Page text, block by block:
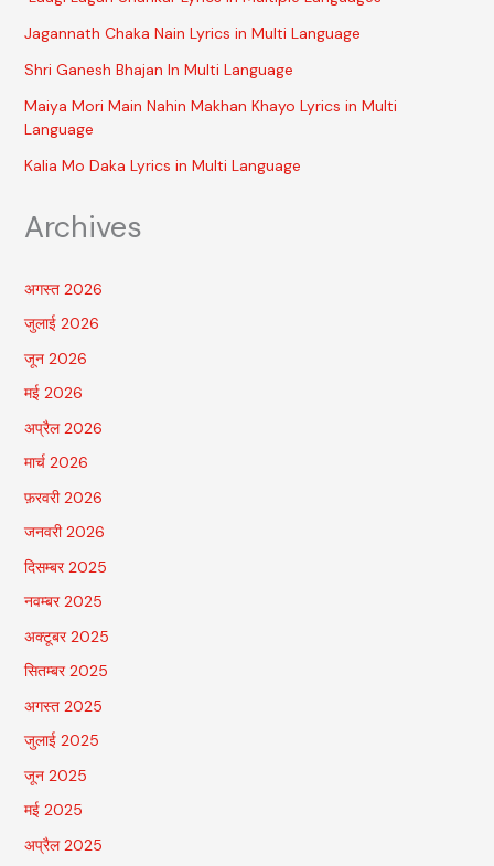
Jagannath Chaka Nain Lyrics in Multi Language
Shri Ganesh Bhajan In Multi Language
Maiya Mori Main Nahin Makhan Khayo Lyrics in Multi
Language
Kalia Mo Daka Lyrics in Multi Language
Archives
अगस्त 2026
जुलाई 2026
जून 2026
मई 2026
अप्रैल 2026
मार्च 2026
फ़रवरी 2026
जनवरी 2026
दिसम्बर 2025
नवम्बर 2025
अक्टूबर 2025
सितम्बर 2025
अगस्त 2025
जुलाई 2025
जून 2025
मई 2025
अप्रैल 2025